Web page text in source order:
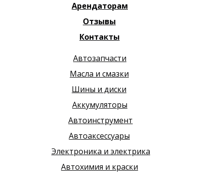
Контакты
Отзывы
Арендаторам
Автохимия и краски
Электроника и электрика
Автоаксессуары
Автоинструмент
Аккумуляторы
Шины и диски
Масла и смазки
Автозапчасти